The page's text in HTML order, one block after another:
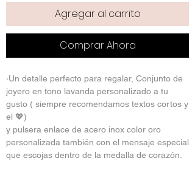
Agregar al carrito
Comprar Ahora
·Un detalle perfecto para regalar, Conjunto de
joyero en tono lavanda personalizado a tu
gusto ( siempre recomendamos textos cortos y
el 💖)
y pulsera enlace de acero inox color oro
personalizada también con el mensaje especial
que escojas dentro de la medalla de corazón.